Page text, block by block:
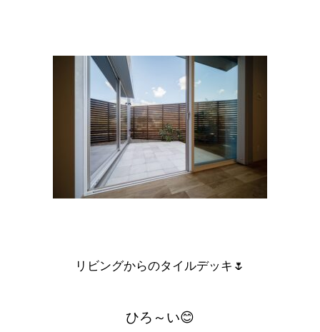
リビングからのタイルデッキ 🌷
ひろ～い😊